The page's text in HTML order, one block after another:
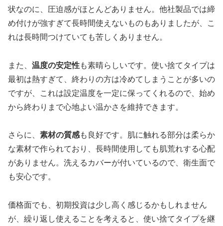
状なのに、圧迫感がほとんどありません。他社製品では締
め付けが強すぎて長時間使えないものもありましたが、こ
れは長時間つけていても苦しくありません。
また、 温度の安定性も素晴らしいです。使い捨てタイプは
最初は熱すぎて、終わりの方は冷めてしまうことが多いの
ですが、これは設定温度を一定に保ってくれるので、始め
から終わりまで心地よい温かさを維持できます。
さらに、 素材の質感も良好です。肌に触れる部分は柔らか
な素材で作られており、長時間使用しても肌荒れする心配
がありません。洗えるカバーが付いているので、衛生面で
も安心です。
価格面でも、初期投資は少し高く感じるかもしれません
が、繰り返し使えることを考えると、使い捨てタイプを継